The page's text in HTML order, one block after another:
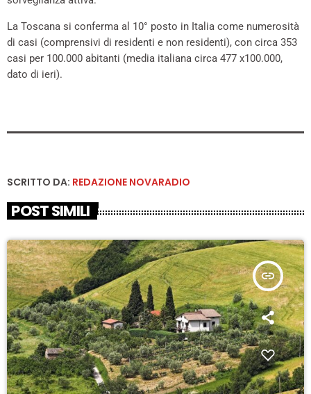
La Toscana si conferma al 10° posto in Italia come numerosità
di casi (comprensivi di residenti e non residenti), con circa 353
casi per 100.000 abitanti (media italiana circa 477 x100.000,
dato di ieri).
SCRITTO DA: REDAZIONE NOVARADIO
POST SIMILI
insert_link